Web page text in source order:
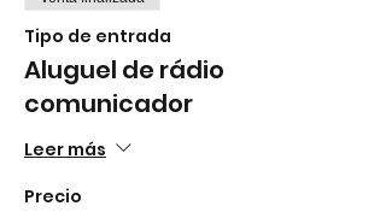
Tipo de entrada
Aluguel de rádio
comunicador
Leer más
Precio